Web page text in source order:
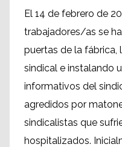
El 14 de febrero de
trabajadores/as se
puertas de la fábrica,
sindical e instalando
informativos del
agredidos por
sindicalistas que
hospitalizados.